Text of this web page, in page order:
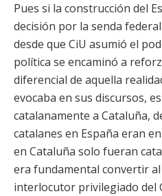
Pues si la construcción del
decisión por la senda
desde que CiU asumió el
política se encaminó a
diferencial de aquella
evocaba en sus discursos,
catalanamente a Cataluña,
catalanes en España eran
en Cataluña solo fueran
era fundamental convertir
interlocutor privilegiado del